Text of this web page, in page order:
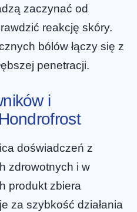
zaczynać od
reakcję skóry.
bólów łączy się z
penetracji.
i
doświadczeń z
zdrowotnych i w
produkt zbiera
za szybkość działania